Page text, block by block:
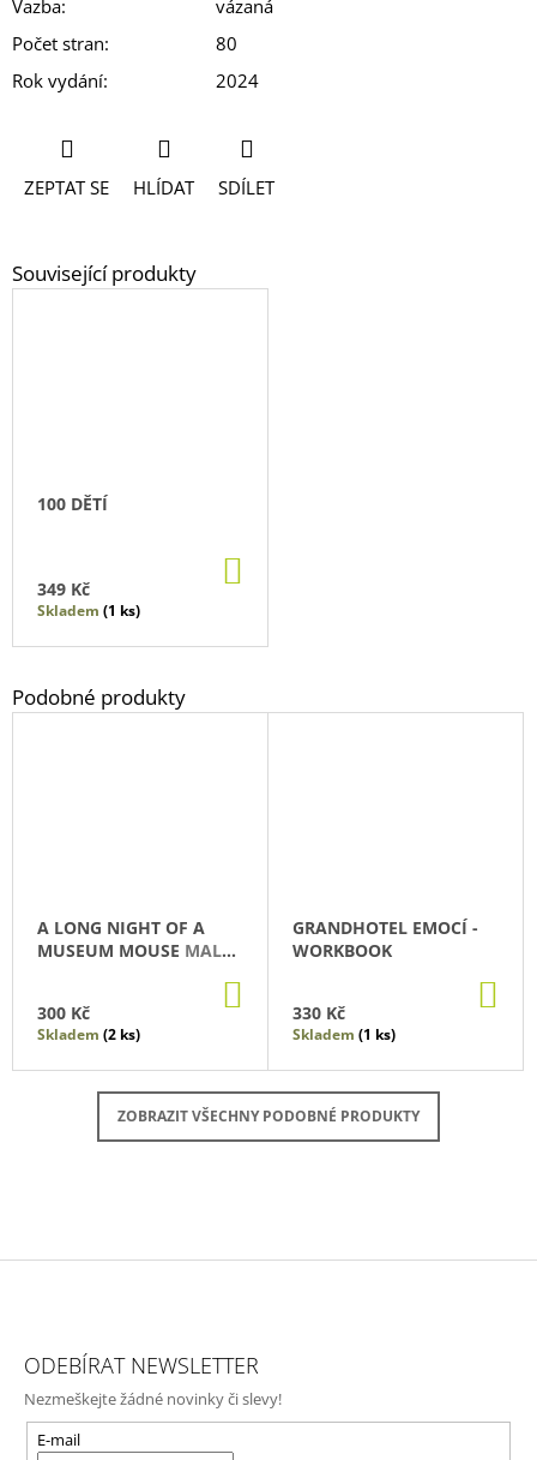
Vazba:
vázaná
Počet stran:
80
Rok vydání: 2024
ZEPTAT SE HLÍDAT SDÍLET
100 DĚTÍ
349 Kč
Skladem (1 ks)
A LONG NIGHT OF A
MUSEUM MOUSE MALÝ,
300 Kč
KOŠÍKU
Skladem (2 ks)
GRANDHOTEL EMOCÍ -
WORKBOOK
330 Kč
Skladem (1 ks)
ZOBRAZIT VŠECHNY PODOBNÉ PRODUKTY
ODEBÍRAT NEWSLETTER
Nezmeškejte žádné novinky či slevy!
E-mail